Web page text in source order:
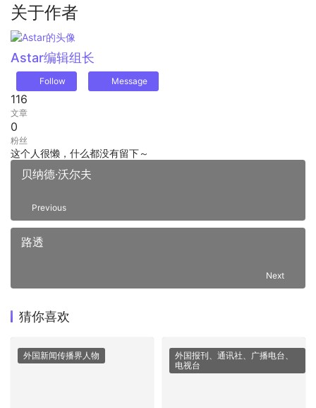
关于作者
Astar编辑组长
Follow Message
116
文章
0
粉丝
这个人很懒，什么都没有留下～
贝纳德·沃尔夫
Previous
路透
Next
猜你喜欢
外国新闻传播界人物
外国报刊、通讯社、广播电台、
电视台